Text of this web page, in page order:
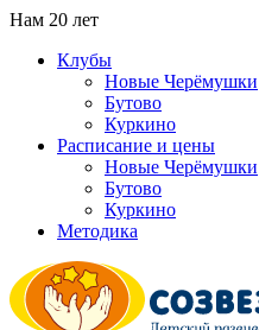
Нам 20 лет
Клубы
Новые Черёмушки
Бутово
Куркино
Расписание и цены
Новые Черёмушки
Бутово
Куркино
Методика